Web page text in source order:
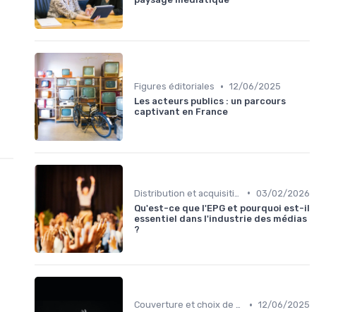
Figures éditoriales • 12/06/2025
Les acteurs publics : un parcours
captivant en France
• 03/02/2026
Qu'est-ce que l'EPG et pourquoi est-il
essentiel dans l'industrie des médias
?
Couverture et choix de sujets • 12/06/2025